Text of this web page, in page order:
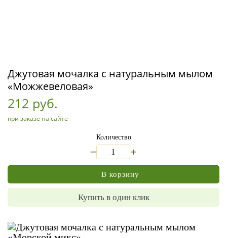
Джутовая мочалка с натуральным мылом
«Можжевеловая»
212 руб.
при заказе на сайте
Количество
+
В корзину
Купить в один клик